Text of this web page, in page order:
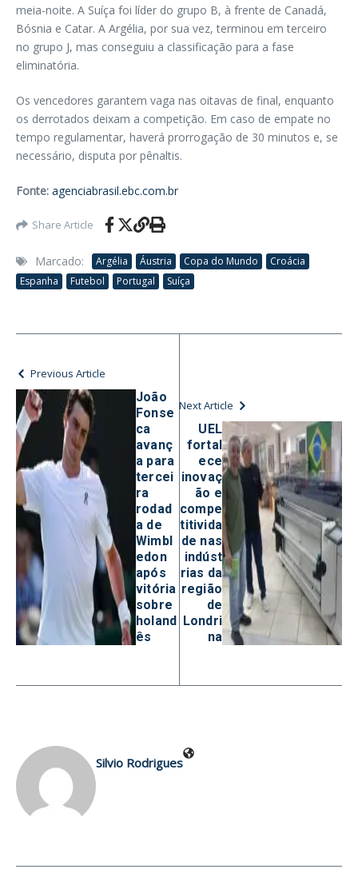
meia-noite. A Suíça foi líder do grupo B, à frente de Canadá,
Bósnia e Catar. A Argélia, por sua vez, terminou em terceiro
no grupo J, mas conseguiu a classificação para a fase
eliminatória.
Os vencedores garantem vaga nas oitavas de final, enquanto
os derrotados deixam a competição. Em caso de empate no
tempo regulamentar, haverá prorrogação de 30 minutos e, se
necessário, disputa por pênaltis.
Fonte: agenciabrasil.ebc.com.br
Share Article
Marcado: Argélia Áustria Copa do Mundo
Croácia
Espanha
Futebol Portugal Suíça
Previous Article
João
Fonse
ca
avanç
a para
tercei
ra
rodad
a de
Wimbl
edon
após
vitória
sobre
holand
ês
Next Article
UEL
fortal
ece
inovaç
ão e
compe
titivida
de nas
indúst
rias da
região
de
Londri
na
Silvio Rodrigues